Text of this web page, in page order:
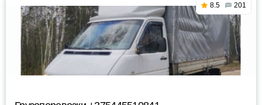
8.5 201